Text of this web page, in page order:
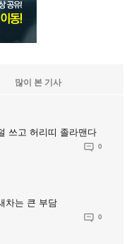
많이 본 기사
쓰고 허리띠 졸라맨다
0
차는 큰 부담
0